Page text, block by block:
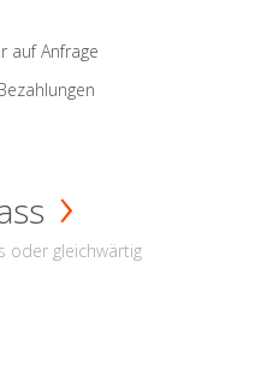
auf Anfrage
oder gleichwärtig